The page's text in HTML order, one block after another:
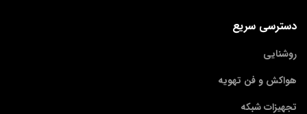
دسترسی سریع
روشنایی
هواکش و فن تهویه
تجهیزات شبکه